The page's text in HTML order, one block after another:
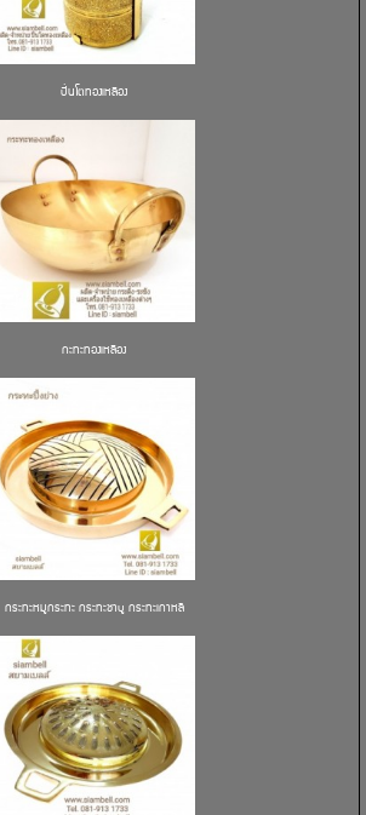
ปิ่นโตทองเหลือง
กะทะทองเหลือง
กระทะหมูกระทะ กระทะชาบู กระทะเกาหลี